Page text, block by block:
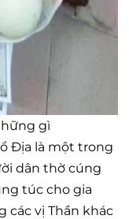
gì
Địa là một trong
dân thờ cúng
túc cho gia
các vị Thần khác